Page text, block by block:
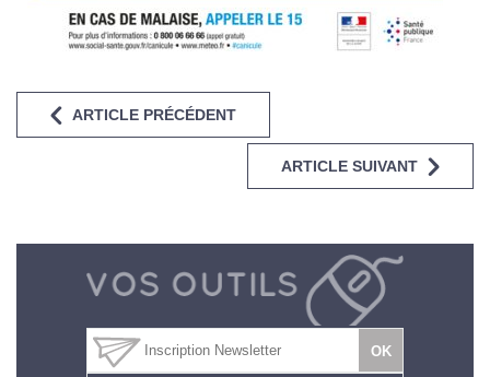
ARTICLE PRÉCÉDENT
ARTICLE SUIVANT